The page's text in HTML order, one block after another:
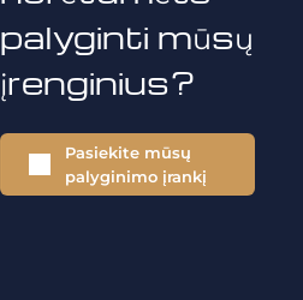
palyginti mūsų
įrenginius?
Pasiekite mūsų
palyginimo įrankį